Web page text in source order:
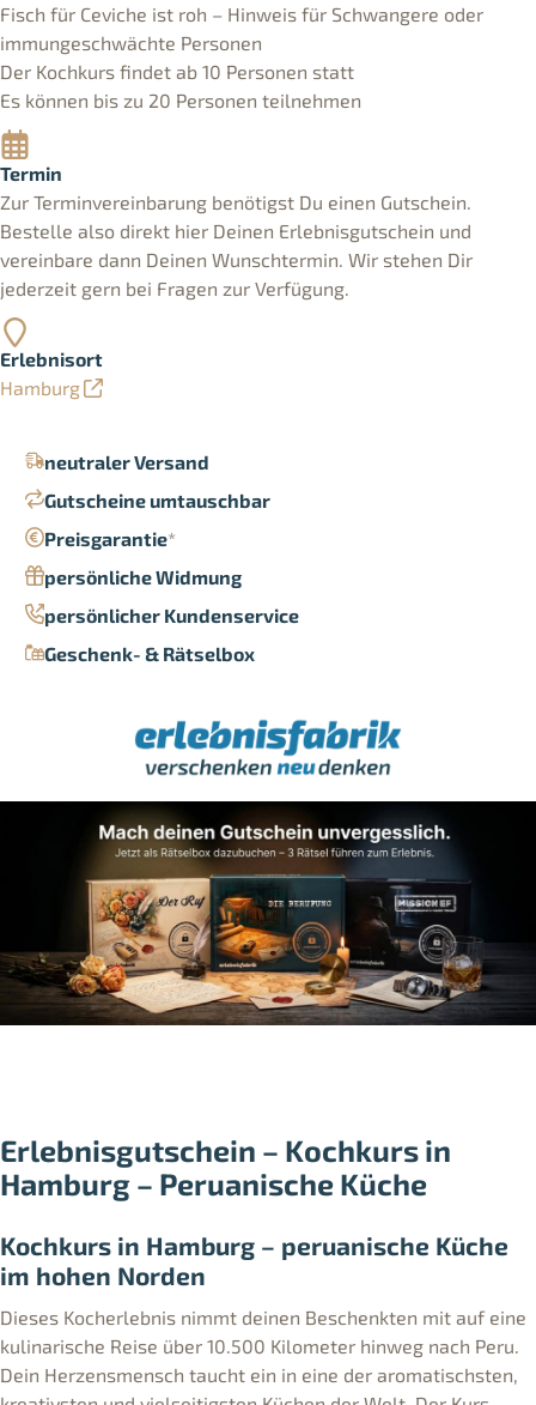
neutraler Versand
Gutscheine umtauschbar
Preisgarantie*
persönliche Widmung
persönlicher Kundenservice
Geschenk- & Rätselbox
Fisch für Ceviche ist roh – Hinweis für Schwangere oder
immungeschwächte Personen
Der Kochkurs findet ab 10 Personen statt
Es können bis zu 20 Personen teilnehmen
Termin
Zur Terminvereinbarung benötigst Du einen Gutschein.
Bestelle also direkt hier Deinen Erlebnisgutschein und
vereinbare dann Deinen Wunschtermin. Wir stehen Dir
jederzeit gern bei Fragen zur Verfügung.
Erlebnisort
Hamburg
Erlebnisgutschein – Kochkurs in
Hamburg – Peruanische Küche
Kochkurs in Hamburg – peruanische Küche
im hohen Norden
Dieses Kocherlebnis nimmt deinen Beschenkten mit auf eine
kulinarische Reise über 10.500 Kilometer hinweg nach Peru.
Dein Herzensmensch taucht ein in eine der aromatischsten,